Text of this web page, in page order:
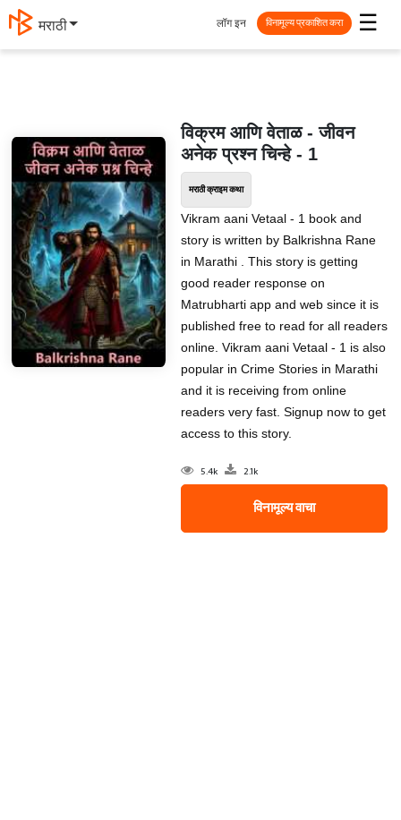
मराठी ☰
लॉग इन विनामूल्य प्रकाशित करा
विक्रम आणि वेताळ - जीवन
अनेक प्रश्न चिन्हे - 1
मराठी क्राइम कथा
Vikram aani Vetaal - 1 book and
story is written by Balkrishna Rane
in Marathi . This story is getting
good reader response on
Matrubharti app and web since it is
published free to read for all readers
online. Vikram aani Vetaal - 1 is also
popular in Crime Stories in Marathi
and it is receiving from online
readers very fast. Signup now to get
access to this story.
5.4k 2.1k
विनामूल्य वाचा